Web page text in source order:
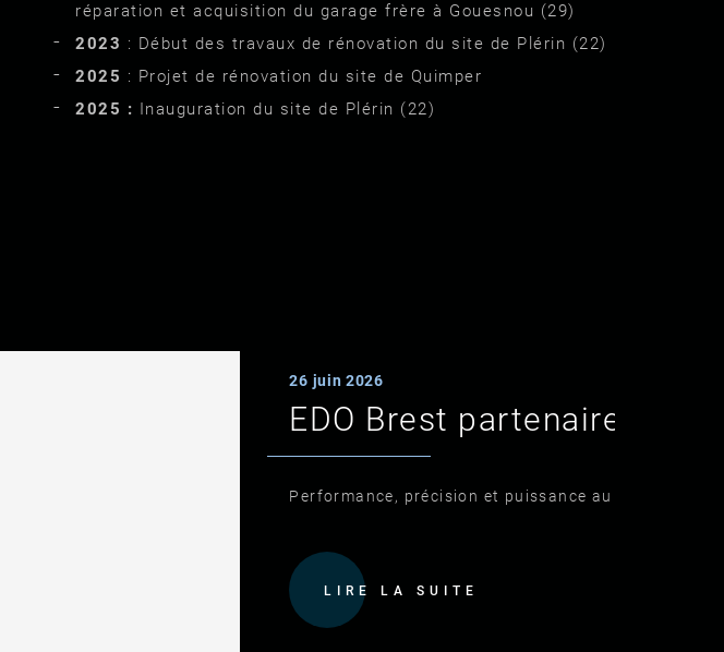
réparation et acquisition du garage frère à Gouesnou (29)
2023 : Début des travaux de rénovation du site de Plérin (22)
2025 : Projet de rénovation du site de Quimper
2025 : Inauguration du site de Plérin (22)
26 juin 2026
EDO Brest partenaire du
Performance, précision et puissance au service du
LIRE LA SUITE